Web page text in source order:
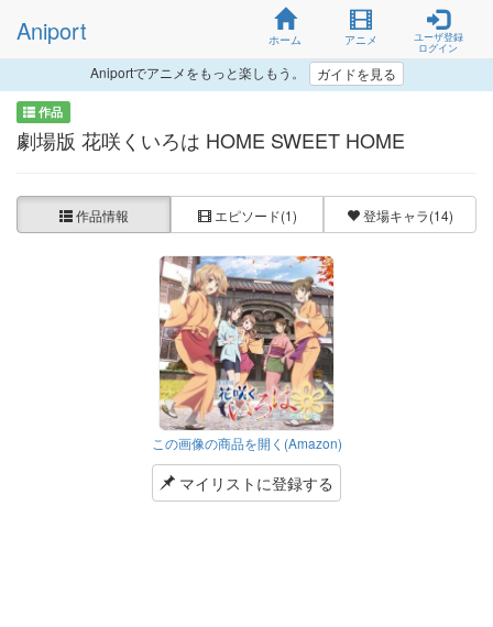
Aniport ホーム アニメ
ユーザ登録
ログイン
Aniportでアニメをもっと楽しもう。 ガイドを見る
作品
劇場版 花咲くいろは HOME SWEET HOME
作品情報 エピソード(1) 登場キャラ(14)
この画像の商品を開く(Amazon)
マイリストに登録する